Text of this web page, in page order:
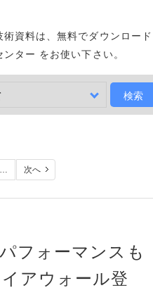
資料は、無料でダウンロード
ター をお使い下さい。
… 次へ
フォーマンスも
アウォール登